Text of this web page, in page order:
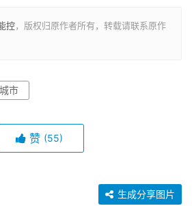
控，版权归原作者所有，转载请联系原作
城市
赞 (55)
生成分享图片